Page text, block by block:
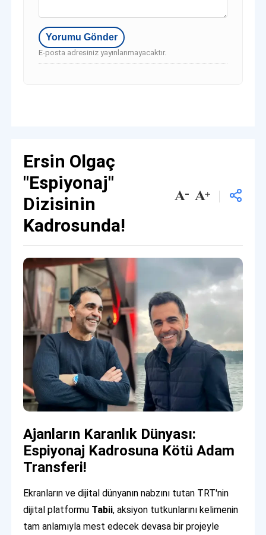
E-posta adresiniz yayınlanmayacaktır.
Ersin Olgaç
"Espiyonaj"
Dizisinin
Kadrosunda!
Ajanların Karanlık Dünyası:
Espiyonaj Kadrosuna Kötü Adam
Transferi!
Ekranların ve dijital dünyanın nabzını tutan TRT'nin
dijital platformu Tabii, aksiyon tutkunlarını kelimenin
tam anlamıyla mest edecek devasa bir projeyle